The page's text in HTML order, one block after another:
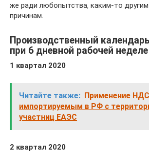
же ради любопытства, каким-то
причинам.
Производственный
при 6 дневной рабочей неделе
1 квартал 2020
Читайте также: Применение
импортируемым в РФ с
участниц ЕАЭС
2 квартал 2020